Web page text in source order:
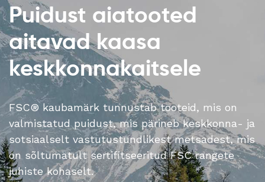
Puidust aiatooted
aitavad kaasa
keskkonnakaitsele
FSC® kaubamärk tunnustab tooteid, mis on
valmistatud puidust, mis pärineb keskkonna- ja
sotsiaalselt vastutustundlikest metsadest, mis
on sõltumatult sertifitseeritud FSC rangete
juhiste kohaselt.